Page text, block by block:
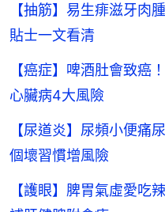
【抽筋】易生痱滋牙
貼士一文看清
【癌症】啤酒肚會致癌
心臟病4大風險
【尿道炎】尿頻小便痛
個壞習慣增風險
【護眼】脾胃氣虛愛